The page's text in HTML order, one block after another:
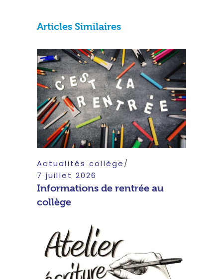
Articles Similaires
Actualités collège
7 juillet 2026
Informations de rentrée au
collège